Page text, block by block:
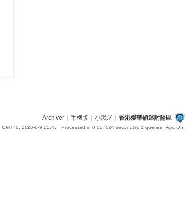
Archiver 手機版 小黑屋 香港愛華頓迷討論區
GMT+8, 2026-8-9 22:42 , Processed in 0.027024 second(s), 1 queries , Apc On.